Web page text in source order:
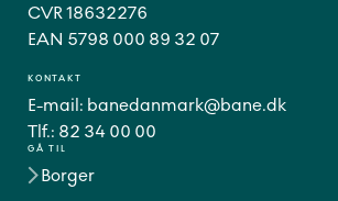
GÅ TIL
Borger
CVR 18632276
EAN 5798 000 89 32 07
KONTAKT
E-mail: banedanmark@bane.dk
Tlf.: 82 34 00 00